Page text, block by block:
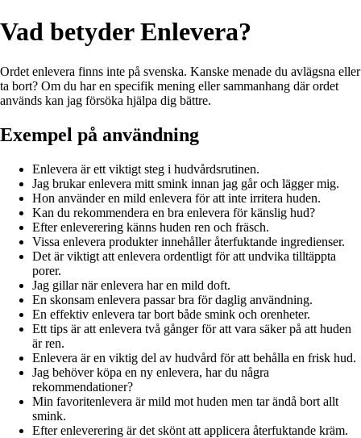
Vad betyder Enlevera?
Ordet enlevera finns inte på svenska. Kanske menade du avlägsna eller
ta bort? Om du har en specifik mening eller sammanhang där ordet
används kan jag försöka hjälpa dig bättre.
Exempel på användning
Enlevera är ett viktigt steg i hudvårdsrutinen.
Jag brukar enlevera mitt smink innan jag går och lägger mig.
Hon använder en mild enlevera för att inte irritera huden.
Kan du rekommendera en bra enlevera för känslig hud?
Efter enleverering känns huden ren och fräsch.
Vissa enlevera produkter innehåller återfuktande ingredienser.
Det är viktigt att enlevera ordentligt för att undvika tilltäppta
porer.
Jag gillar när enlevera har en mild doft.
En skonsam enlevera passar bra för daglig användning.
En effektiv enlevera tar bort både smink och orenheter.
Ett tips är att enlevera två gånger för att vara säker på att huden
är ren.
Enlevera är en viktig del av hudvård för att behålla en frisk hud.
Jag behöver köpa en ny enlevera, har du några
rekommendationer?
Min favoritenlevera är mild mot huden men tar ändå bort allt
smink.
Efter enleverering är det skönt att applicera återfuktande kräm.